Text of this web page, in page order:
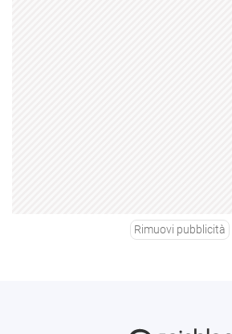
Rimuovi pubblicità